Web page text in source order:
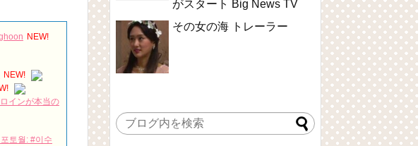
NEW!
NEW!
インが本当の
토월: #이수
がスタート Big News TV
その女の海 トレーラー